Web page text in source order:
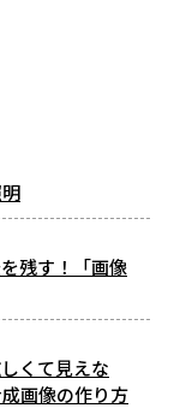
残す！「画像
くて見えな
画像の作り方